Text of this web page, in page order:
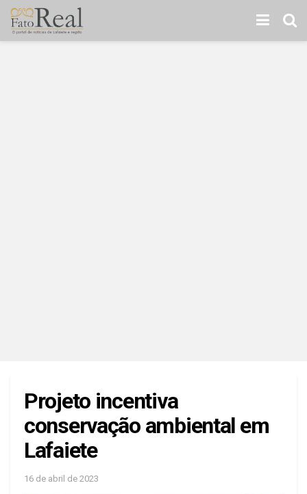
Projeto incentiva
conservação ambiental em
Lafaiete
16 de abril de 2023